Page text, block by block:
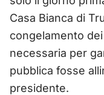
Casa Bianca di
congelamento
necessaria per
pubblica fosse
presidente.